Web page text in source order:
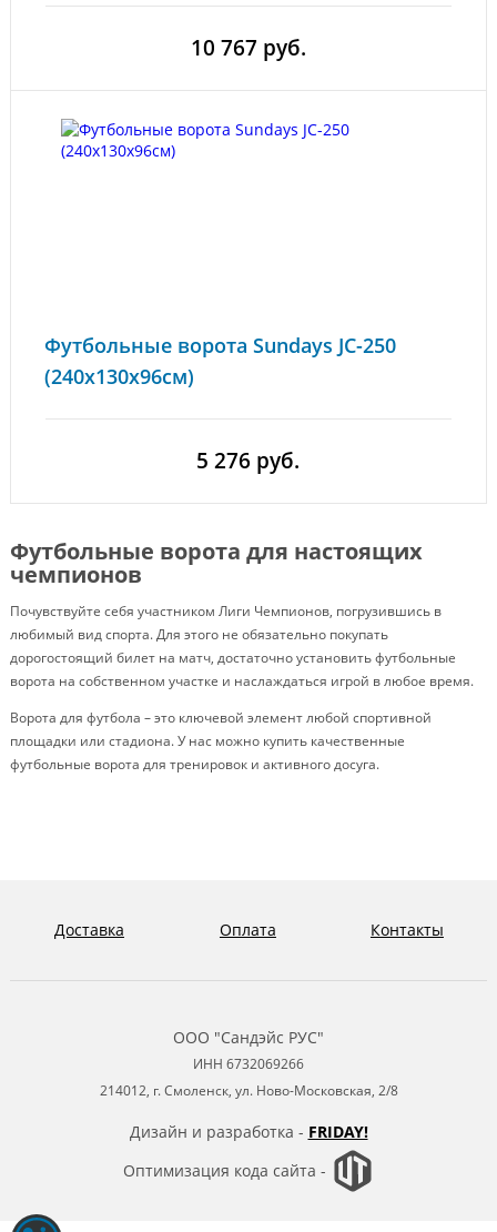
10 767 руб.
Футбольные ворота Sundays JC-250
(240x130x96см)
5 276 руб.
Футбольные ворота для настоящих
чемпионов
Почувствуйте себя участником Лиги Чемпионов, погрузившись в
любимый вид спорта. Для этого не обязательно покупать
дорогостоящий билет на матч, достаточно установить футбольные
ворота на собственном участке и наслаждаться игрой в любое время.
Ворота для футбола – это ключевой элемент любой спортивной
площадки или стадиона. У нас можно купить качественные
футбольные ворота для тренировок и активного досуга.
ООО "Сандэйс РУС"
ИНН 6732069266
214012, г. Смоленск, ул. Ново-Московская, 2/8
Дизайн и разработка - FRIDAY!
Оптимизация кода сайта -
Доставка Оплата Контакты